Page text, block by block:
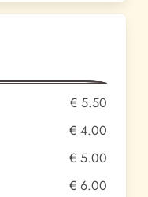
€ 5.50
€ 4.00
€ 5.00
€ 6.00